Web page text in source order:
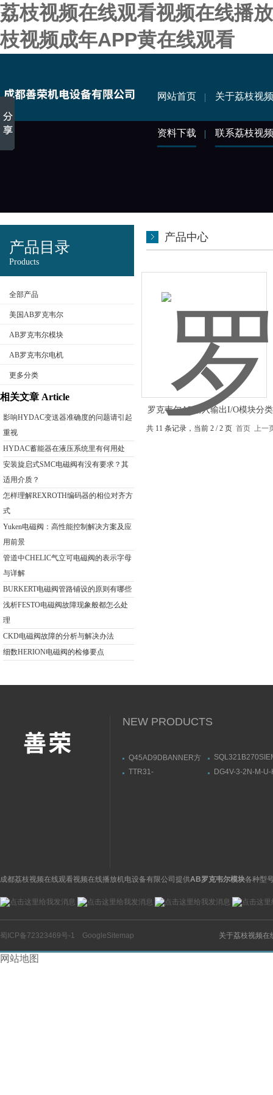
荔枝视频在线观看视频在线播
枝视频成年APP黄在线观看
网站首页 关于荔枝视
资料下载 联系荔枝视
产品目录
Products
全部产品
美国AB罗克韦尔
AB罗克韦尔模块
AB罗克韦尔电机
更多分类
相关文章 Article
影响HYDAC变送器准确度的问题请引起
重视
HYDAC蓄能器在液压系统里有何用处
安装旋启式SMC电磁阀有没有要求？其
适用介质？
怎样理解REXROTH编码器的相位对齐方
式
Yuken电磁阀：高性能控制解决方案及应
用前景
管道中CHELIC气立可电磁阀的表示字母
与详解
BURKERT电磁阀管路铺设的原则有哪些
浅析FESTO电磁阀故障现象般都怎么处
理
CKD电磁阀故障的分析与解决办法
细数HERION电磁阀的检修要点
产品中心
罗克韦尔AB输入输出I/O模块分
共 11 条记录，当前 2 / 2 页 首页 上一
NEW PRODUCTS
Q45AD9DBANNER方
形传感器安装和工作
览
TTR31-
DG4V-3-2N-M-
成都荔枝视频在线观看视频在线播放机电设备有限公司提供AB罗克韦尔模块各种型
蜀ICP备72323469号-1 GoogleSitemap 关于荔枝视频在
网站地图